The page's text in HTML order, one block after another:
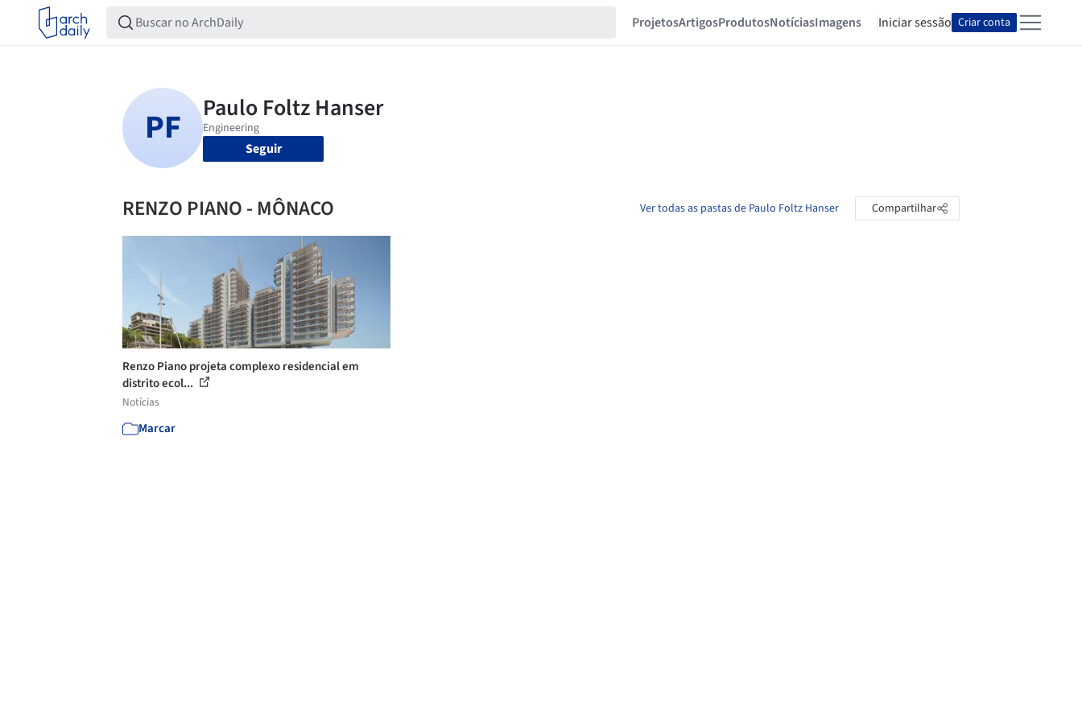
ProjetosArtigosProdutosNotíciasImagens Iniciar sessão Criar conta
Seguir
RENZO PIANO - MÔNACO Ver todas as pastas de Paulo Foltz Hanser Compartilhar
Renzo Piano projeta complexo residencial em
distrito ecol...
Notícias
Marcar